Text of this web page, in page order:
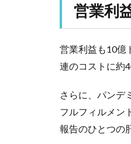
営業利
営業利益も10億
連のコストに約
さらに、パンデ
フルフィルメン
報告のひとつの